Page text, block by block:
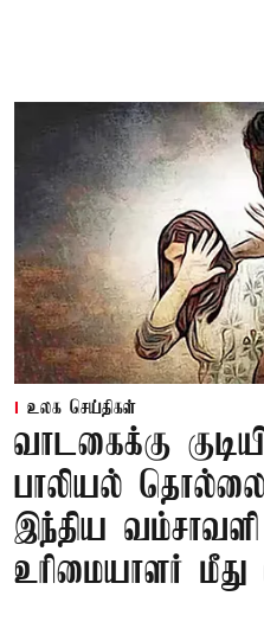
உலக செய்திகள்
வாடகைக்கு
பாலியல்
இந்திய
உரிமையாளர் மீது